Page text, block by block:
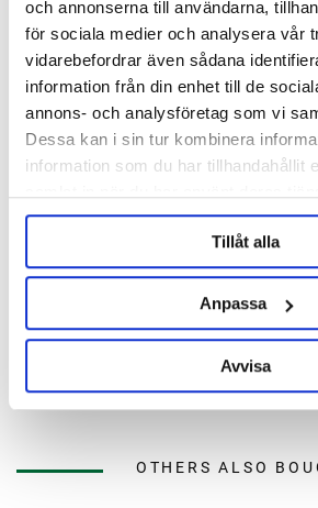
och annonserna till användarna,
för sociala medier och analysera vår
vidarebefordrar även sådana
information från din enhet till de
annons- och analysföretag som vi
Dessa kan i sin tur kombinera
information som du har tillhandahållit
Tillåt alla
Anpassa
Avvisa
Start Kit FastRack 24 combo
395 kr
FastBrewing
169 kr
OTHERS ALSO